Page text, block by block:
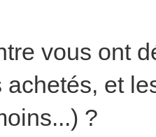
vous ont
achetés, et
?